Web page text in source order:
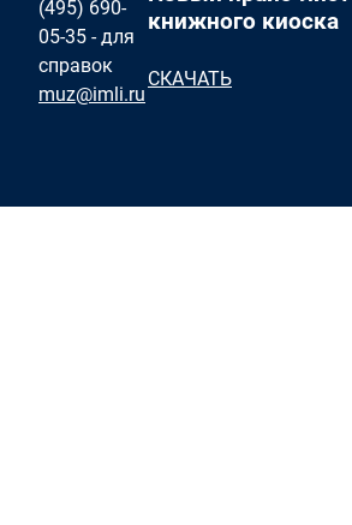
(495) 690-
05-35 - для
справок
muz@imli.ru
книжного киоска
СКАЧАТЬ